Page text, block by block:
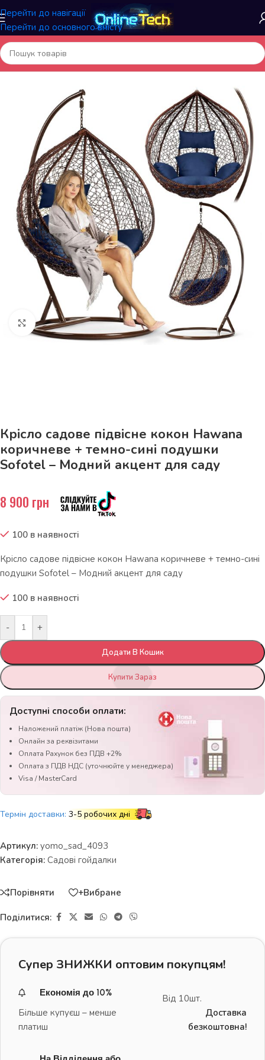
Перейти до навігації
Перейти до основного вмісту
Головна/Садові та вуличні товари/Садові гойдалки
Натисніть, щоб збільшити
Крісло садове підвісне кокон Hawana
коричневе + темно-сині подушки
Sofotel – Модний акцент для саду
8 900 грн
100 в наявності
Крісло садове підвісне кокон Hawana коричневе + темно-сині
подушки Sofotel – Модний акцент для саду
100 в наявності
- +
Додати В Кошик
Купити Зараз
Доступні способи оплати:
Наложений платіж (Нова пошта)
Онлайн за реквізитами
Оплата Рахунок без ПДВ +2%
Оплата з ПДВ НДС (уточнюйте у менеджера)
Visa / MasterCard
Термін доставки: 3-5 робочих дні
Артикул: yomo_sad_4093
Категорія: Садові гойдалки
Порівняти +Вибране
Поділитися:
Супер ЗНИЖКИ оптовим покупцям!
Економія до 10%
Більше купуєш – менше
платиш
Від 10шт.
Доставка
безкоштовна!